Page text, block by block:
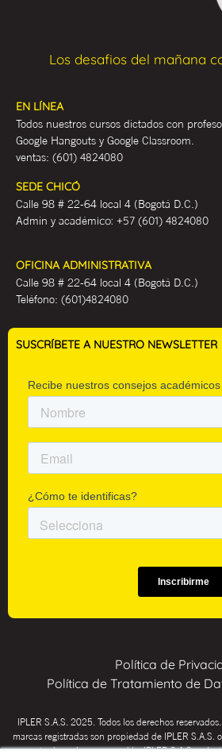
Los desafios del mañana
EN LÍNEA
Todos nuestros cursos dictados con
Google Hangouts y Google Classroom.
ventas: (601) 4824080
SEDE CHICÓ
Calle 98 # 22-64 local 4 (Bogotá D.C.)
Admin y académico: +57 (601) 4824080
OFICINA ADMINISTRATIVA
Calle 98 # 22-64 local 4 (Bogotá D.C.)
Teléfono: (601)4824080
SUSCRÍBETE A NUESTRO NEWSLETTER
Política de
Política de Tratamiento de
IPLER S.A.S. 2025. Todos los derechos
marcas registradas son propiedad de IPLER S.A.S.
trademarks are owned by IPLER S.A.S. or by